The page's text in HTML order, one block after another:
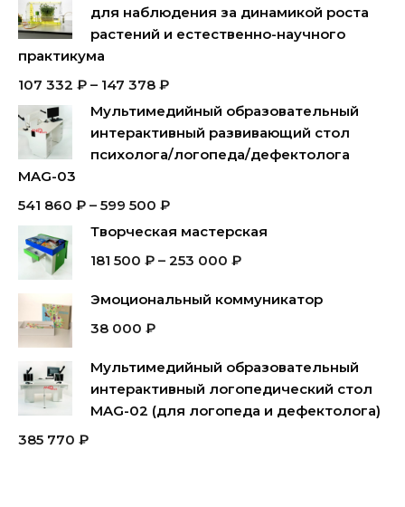
для наблюдения за динамикой роста
растений и естественно-научного
практикума
107 332 ₽ – 147 378 ₽
Мультимедийный образовательный
интерактивный развивающий стол
психолога/логопеда/дефектолога
MAG-03
541 860 ₽ – 599 500 ₽
Творческая мастерская
181 500 ₽ – 253 000 ₽
Эмоциональный коммуникатор
38 000 ₽
Мультимедийный образовательный
интерактивный логопедический стол
MAG-02 (для логопеда и дефектолога)
385 770 ₽